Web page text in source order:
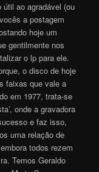
ao agradável (ou
a postagem
hoje um
gentilmente nos
o lp para ele.
o disco de hoje
faixas que vale a
em 1977, trata-se
onde a gravadora
e faz isso,
uma relação de
todos rezem
Temos Geraldo